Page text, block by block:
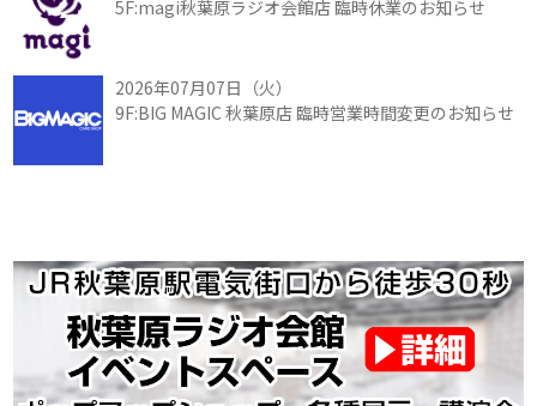
5F:magi秋葉原ラジオ会館店 臨時休業のお知らせ
2026年07月07日（火）
9F:BIG MAGIC 秋葉原店 臨時営業時間変更のお知らせ